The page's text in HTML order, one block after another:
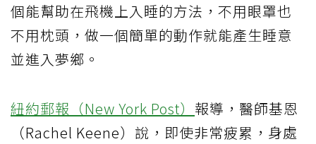
個能幫助在飛機上入睡的方法，不用眼罩也
不用枕頭，做一個簡單的動作就能產生睡意
並進入夢鄉。
紐約郵報（New York Post） 報導，醫師基恩
（Rachel Keene）說，即使非常疲累，身處